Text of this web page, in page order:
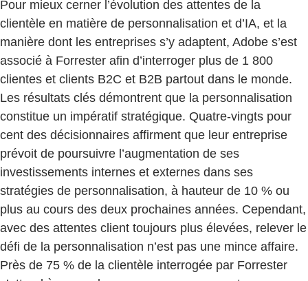
Pour mieux cerner l’évolution des attentes de la
clientèle en matière de personnalisation et d’IA, et la
manière dont les entreprises s’y adaptent, Adobe s’est
associé à Forrester afin d’interroger plus de 1 800
clientes et clients B2C et B2B partout dans le monde.
Les résultats clés démontrent que la personnalisation
constitue un impératif stratégique. Quatre-vingts pour
cent des décisionnaires affirment que leur entreprise
prévoit de poursuivre l’augmentation de ses
investissements internes et externes dans ses
stratégies de personnalisation, à hauteur de 10 % ou
plus au cours des deux prochaines années. Cependant,
avec des attentes client toujours plus élevées, relever le
défi de la personnalisation n’est pas une mince affaire.
Près de 75 % de la clientèle interrogée par Forrester